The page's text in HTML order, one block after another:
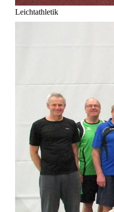
Leichtathletik